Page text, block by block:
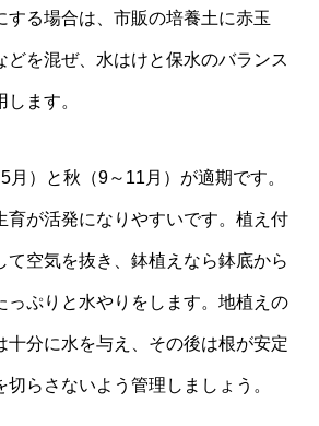
する場合は、市販の培養土に赤玉
どを混ぜ、水はけと保水のバランス
ます。
月）と秋（9～11月）が適期です。
育が活発になりやすいです。植え付
て空気を抜き、鉢植えなら鉢底から
っぷりと水やりをします。地植えの
十分に水を与え、その後は根が安定
らさないよう管理しましょう。